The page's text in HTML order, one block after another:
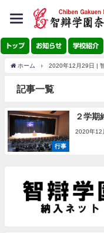
toggle
navigation
トップ お知らせ 学校紹介
ホーム 2020年12月29日 |
記事一覧
行事
２学期
2020年12